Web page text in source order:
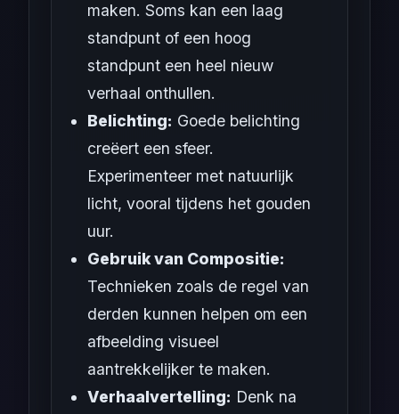
maken. Soms kan een laag
standpunt of een hoog
standpunt een heel nieuw
verhaal onthullen.
Belichting: Goede belichting
creëert een sfeer.
Experimenteer met natuurlijk
licht, vooral tijdens het gouden
uur.
Gebruik van Compositie:
Technieken zoals de regel van
derden kunnen helpen om een
afbeelding visueel
aantrekkelijker te maken.
Verhaalvertelling: Denk na